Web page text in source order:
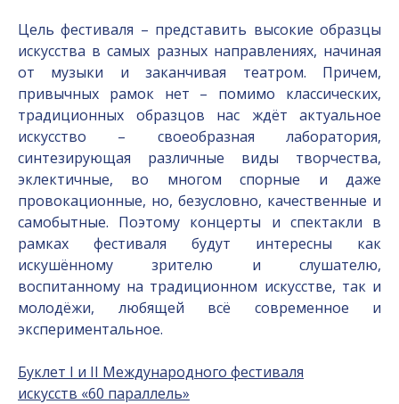
Цель фестиваля – представить высокие образцы
искусства в самых разных направлениях, начиная
от музыки и заканчивая театром. Причем,
привычных рамок нет – помимо классических,
традиционных образцов нас ждёт актуальное
искусство – своеобразная лаборатория,
синтезирующая различные виды творчества,
эклектичные, во многом спорные и даже
провокационные, но, безусловно, качественные и
самобытные. Поэтому концерты и спектакли в
рамках фестиваля будут интересны как
искушённому зрителю и слушателю,
воспитанному на традиционном искусстве, так и
молодёжи, любящей всё современное и
экспериментальное.
Буклет I и II Международного фестиваля
искусств «60 параллель»